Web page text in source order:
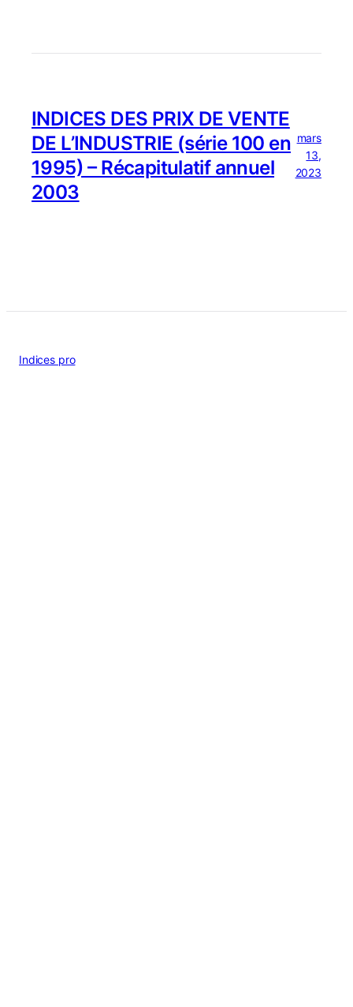
INDICES DES PRIX DE VENTE
DE L’INDUSTRIE (série 100 en
1995) – Récapitulatif annuel
2003
mars
13,
2023
Indices pro